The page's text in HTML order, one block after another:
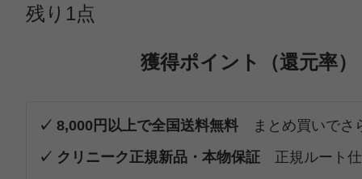
残り1点
獲得ポイント（還元率）
✓ 8,000円以上で全国送料無料 まとめ買いでさ
✓ クリニーク正規新品・本物保証 正規ルート